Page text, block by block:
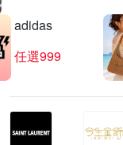
adidas
任選999